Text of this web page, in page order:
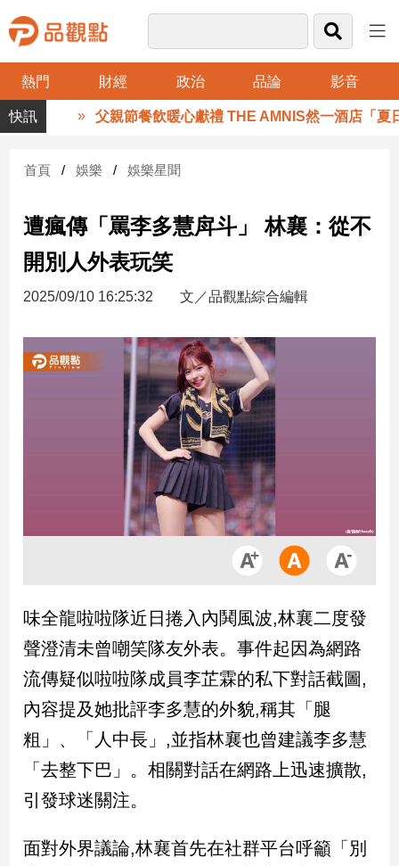
熱門 財經 政治 品論 影音
品
觀
財
台
財
新
產
經/
品
政
治
政
治
焦
品
觀
點
民
國
父親節餐飲暖心獻禮 THE AMNIS然一酒店「夏日
首頁 娛樂 娛樂星聞
遭瘋傳「罵李多慧戽斗」 林襄：從不
開別人外表玩笑
2025/09/10 16:25:32 文／品觀點綜合編輯
味全龍啦啦隊近日捲入內鬨風波,林襄二度發
聲澄清未曾嘲笑隊友外表。事件起因為網路
流傳疑似啦啦隊成員李芷霖的私下對話截圖,
內容提及她批評李多慧的外貌,稱其「腿
粗」、「人中長」,並指林襄也曾建議李多慧
「去整下巴」。相關對話在網路上迅速擴散,
引發球迷關注。
面對外界議論,林襄首先在社群平台呼籲「別